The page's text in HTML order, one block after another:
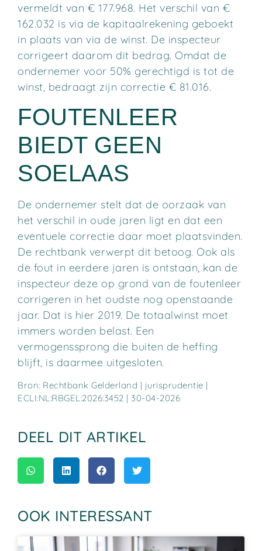
vermeldt van € 177.968. Het verschil van €
162.032 is via de kapitaalrekening geboekt
in plaats van via de winst. De inspecteur
corrigeert daarom dit bedrag. Omdat de
ondernemer voor 50% gerechtigd is tot de
winst, bedraagt zijn correctie € 81.016.
FOUTENLEER
BIEDT GEEN
SOELAAS
De ondernemer stelt dat de oorzaak van
het verschil in oude jaren ligt en dat een
eventuele correctie daar moet plaatsvinden.
De rechtbank verwerpt dit betoog. Ook als
de fout in eerdere jaren is ontstaan, kan de
inspecteur deze op grond van de foutenleer
corrigeren in het oudste nog openstaande
jaar. Dat is hier 2019. De totaalwinst moet
immers worden belast. Een
vermogenssprong die buiten de heffing
blijft, is daarmee uitgesloten.
Bron: Rechtbank Gelderland | jurisprudentie |
ECLI:NL:RBGEL:2026:3452 | 30-04-2026
DEEL DIT ARTIKEL
OOK INTERESSANT